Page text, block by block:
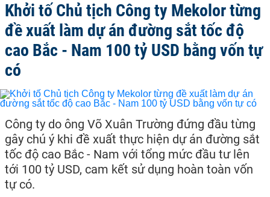
Khởi tố Chủ tịch Công ty Mekolor từng
đề xuất làm dự án đường sắt tốc độ
cao Bắc - Nam 100 tỷ USD bằng vốn tự
có
Công ty do ông Võ Xuân Trường đứng đầu từng
gây chú ý khi đề xuất thực hiện dự án đường sắt
tốc độ cao Bắc - Nam với tổng mức đầu tư lên
tới 100 tỷ USD, cam kết sử dụng hoàn toàn vốn
tự có.